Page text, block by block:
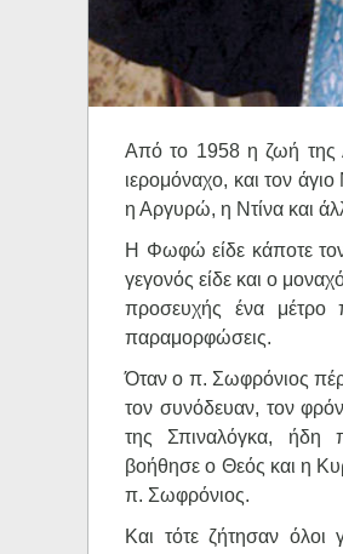
Από το 1958 η ζωή της
ιερομόναχο, και τον
η Αργυρώ, η Ντίνα και
Η Φωφώ είδε κάποτε
γεγονός είδε και ο
προσευχής ένα μέτρο
παραμορφώσεις.
Όταν ο π. Σωφρόνιος
τον συνόδευαν, τον
της Σπιναλόγκα, ήδη
βοήθησε ο Θεός και η
π. Σωφρόνιος.
Και τότε ζήτησαν